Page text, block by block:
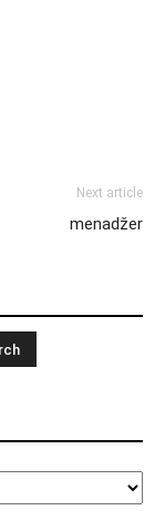
Next article
menadžer